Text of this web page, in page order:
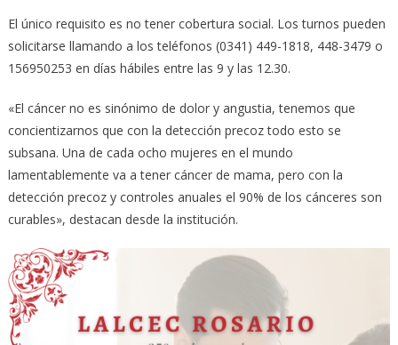
El único requisito es no tener cobertura social. Los turnos pueden
solicitarse llamando a los teléfonos (0341) 449-1818, 448-3479 o
156950253 en días hábiles entre las 9 y las 12.30.
«El cáncer no es sinónimo de dolor y angustia, tenemos que
concientizarnos que con la detección precoz todo esto se
subsana. Una de cada ocho mujeres en el mundo
lamentablemente va a tener cáncer de mama, pero con la
detección precoz y controles anuales el 90% de los cánceres son
curables», destacan desde la institución.